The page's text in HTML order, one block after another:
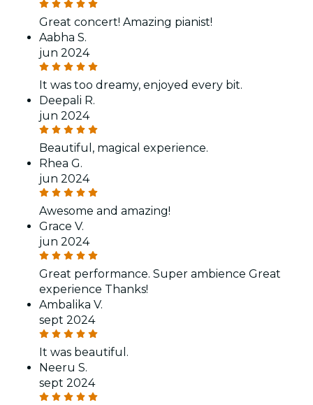
Great concert! Amazing pianist!
Aabha S.
jun 2024
It was too dreamy, enjoyed every bit.
Deepali R.
jun 2024
Beautiful, magical experience.
Rhea G.
jun 2024
Awesome and amazing!
Grace V.
jun 2024
Great performance. Super ambience Great
experience Thanks!
Ambalika V.
sept 2024
It was beautiful.
Neeru S.
sept 2024